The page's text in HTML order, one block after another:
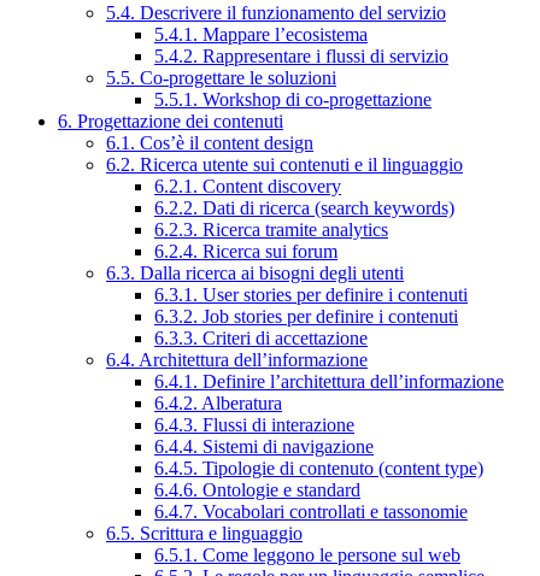
5.4. Descrivere il funzionamento del servizio
5.4.1. Mappare l’ecosistema
5.4.2. Rappresentare i flussi di servizio
5.5. Co-progettare le soluzioni
5.5.1. Workshop di co-progettazione
6. Progettazione dei contenuti
6.1. Cos’è il content design
6.2. Ricerca utente sui contenuti e il linguaggio
6.2.1. Content discovery
6.2.2. Dati di ricerca (search keywords)
6.2.3. Ricerca tramite analytics
6.2.4. Ricerca sui forum
6.3. Dalla ricerca ai bisogni degli utenti
6.3.1. User stories per definire i contenuti
6.3.2. Job stories per definire i contenuti
6.3.3. Criteri di accettazione
6.4. Architettura dell’informazione
6.4.1. Definire l’architettura dell’informazione
6.4.2. Alberatura
6.4.3. Flussi di interazione
6.4.4. Sistemi di navigazione
6.4.5. Tipologie di contenuto (content type)
6.4.6. Ontologie e standard
6.4.7. Vocabolari controllati e tassonomie
6.5. Scrittura e linguaggio
6.5.1. Come leggono le persone sul web